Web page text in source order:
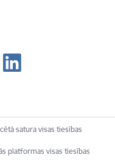
satura visas tiesības
platformas visas tiesības